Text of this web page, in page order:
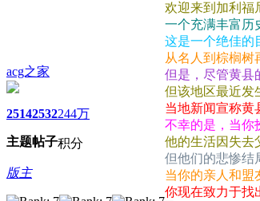
acg之家
2514
主题
2532
帖子
244万
积分
版主
欢迎来到加利福
一个充满丰富历
这是一个绝佳的
从名人到棕榈树
但是，尽管黄县
但该地区最近发
当地新闻宣称黄
不幸的是，当你
他的生活因失去
但他们的悲惨结
当你的亲人和盟
你现在致力于找